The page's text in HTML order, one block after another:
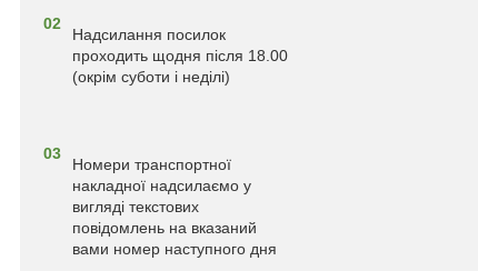
02
Надсилання посилок
проходить щодня після 18.00
(окрім суботи і неділі)
03
Номери транспортної
накладної надсилаємо у
вигляді текстових
повідомлень на вказаний
вами номер наступного дня